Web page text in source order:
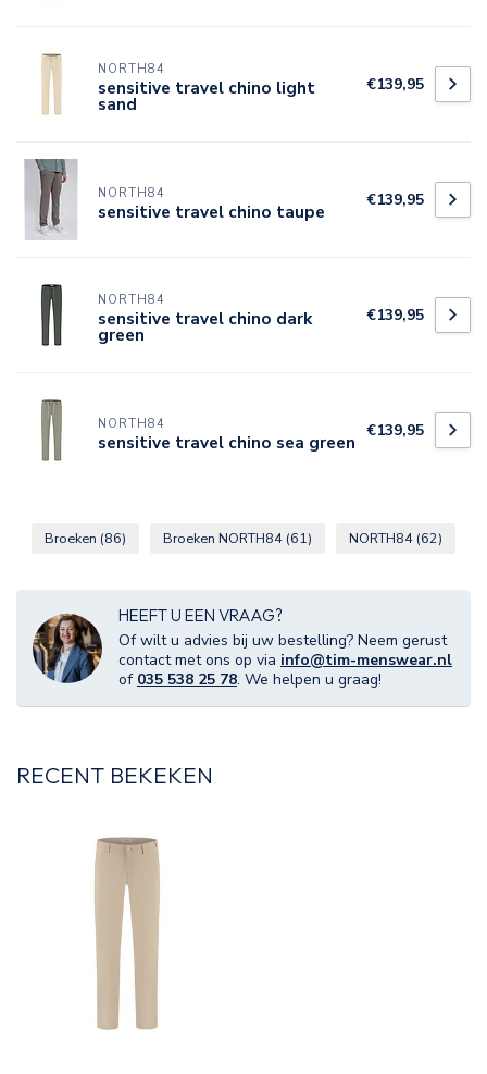
NORTH84
sensitive travel chino light
sand
€139,95
NORTH84
sensitive travel chino taupe €139,95
NORTH84
sensitive travel chino dark
green
€139,95
NORTH84
sensitive travel chino sea green €139,95
Broeken (86) Broeken NORTH84 (61) NORTH84 (62)
HEEFT U EEN VRAAG?
Of wilt u advies bij uw bestelling? Neem gerust
contact met ons op via info@tim-menswear.nl
of 035 538 25 78. We helpen u graag!
RECENT BEKEKEN